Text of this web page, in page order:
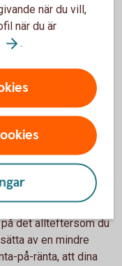
kan räkna med att få
som
till din pension.
fortsätta höjas
skapa en
Om du inte
är nu en bra tid
ju tidigare du börjar
behöver du sätta
månad är en bra start
det allteftersom du
av en mindre
på-ränta, att dina
när du vill,
när du är
.